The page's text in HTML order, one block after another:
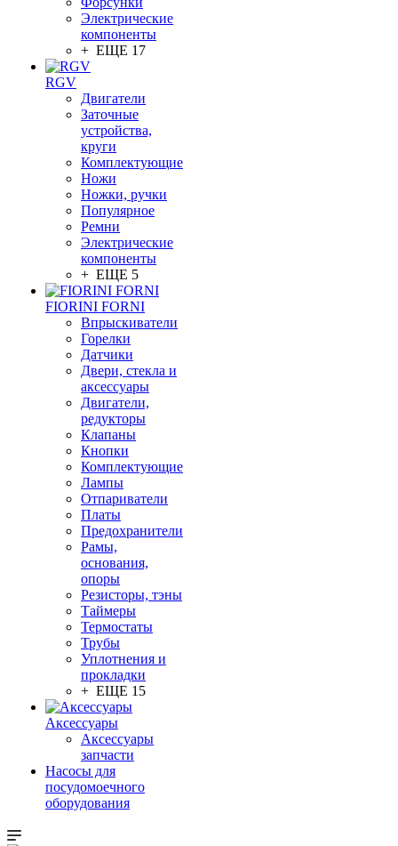
Электрические
компоненты
+ ЕЩЕ 17
RGV
Двигатели
Заточные
устройства,
круги
Комплектующие
Ножи
Ножки, ручки
Популярное
Ремни
Электрические
компоненты
+ ЕЩЕ 5
FIORINI FORNI
Впрыскиватели
Горелки
Датчики
Двери, стекла и
аксессуары
Двигатели,
редукторы
Клапаны
Кнопки
Комплектующие
Лампы
Отпариватели
Платы
Предохранители
Рамы,
основания,
опоры
Резисторы, тэны
Таймеры
Термостаты
Трубы
Уплотнения и
прокладки
+ ЕЩЕ 15
Аксессуары
Аксессуары
запчасти
Насосы для
посудомоечного
оборудования